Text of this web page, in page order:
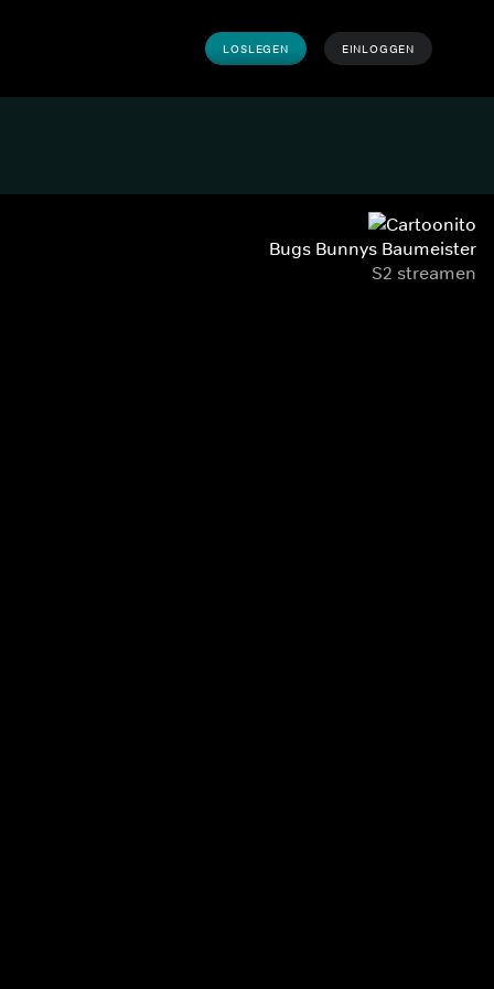
LOSLEGEN EINLOGGEN
Bugs Bunnys Baumeister
S2 streamen